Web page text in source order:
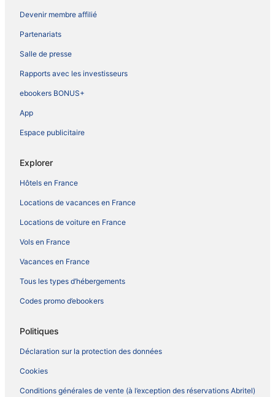
Devenir membre affilié
Partenariats
Salle de presse
Rapports avec les investisseurs
ebookers BONUS+
App
Espace publicitaire
Explorer
Hôtels en France
Locations de vacances en France
Locations de voiture en France
Vols en France
Vacances en France
Tous les types d’hébergements
Codes promo d’ebookers
Politiques
Déclaration sur la protection des données
Cookies
Conditions générales de vente (à l’exception des réservations Abritel)